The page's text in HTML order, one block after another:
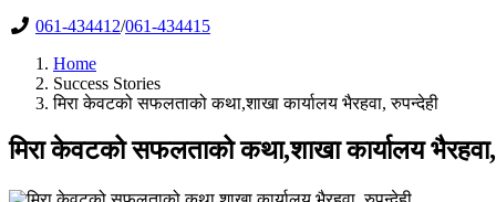
061-434412/061-434415
Home
Success Stories
मिरा केवटको सफलताको कथा,शाखा कार्यालय भैरहवा, रुपन्देही
मिरा केवटको सफलताको कथा,शाखा कार्यालय